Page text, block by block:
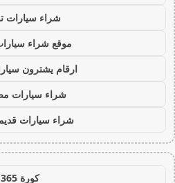
شراء سيارات
موقع شراء
ارقام يشترون
شراء سيارات
شراء سيارات
كورة 365